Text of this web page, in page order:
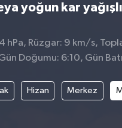
yoğun kar yağışlı
hPa, Rüzgar: 9 km/s,
Doğumu: 6:10, Gün
Hizan Merkez